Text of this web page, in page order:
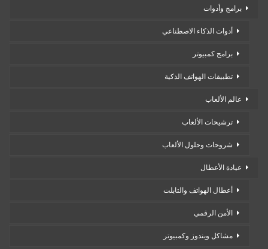
برامج وأدوات
أدوات الذكاء الاصطناعي
برامج كمبيوتر
تطبيقات الهواتف الذكية
عالم الألعاب
ترشيحات الألعاب
شروحات وحلول الألعاب
عيادة الأعطال
أعطال الهواتف والتابلت
الأمن الرقمي
مشاكل ويندوز وكمبيوتر